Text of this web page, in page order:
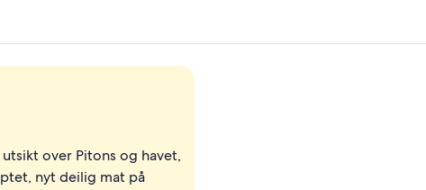
over Pitons og havet,
nyt deilig mat på